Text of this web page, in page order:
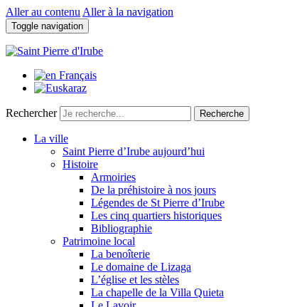
Aller au contenu Aller à la navigation
Toggle navigation
Rechercher Recherche
La ville
Saint Pierre d’Irube aujourd’hui
Histoire
Armoiries
De la préhistoire à nos jours
Légendes de St Pierre d’Irube
Les cinq quartiers historiques
Bibliographie
Patrimoine local
La benoîterie
Le domaine de Lizaga
L’église et les stèles
La chapelle de la Villa Quieta